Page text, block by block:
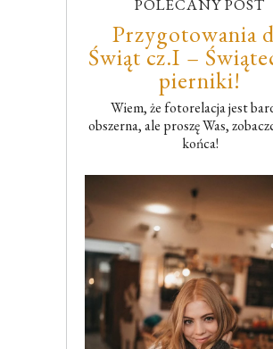
POLECANY POST
Przygotowania
Świąt cz.I –
pierniki!
Wiem, że fotorelacja jest
obszerna, ale proszę Was,
końca!